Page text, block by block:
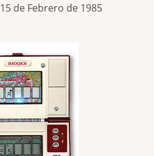
15 de Febrero de 1985